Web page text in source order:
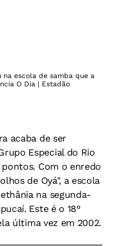
na escola de samba que a
O Dia | Estadão
acaba de ser
Especial do Rio
Com o enredo
de Oyá", a escola
na segunda-
Este é o 18°
última vez em 2002.